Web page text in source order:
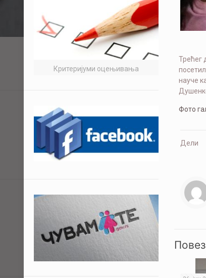
Трећег
науче
Фото
Дели
Критеријуми оцењивања